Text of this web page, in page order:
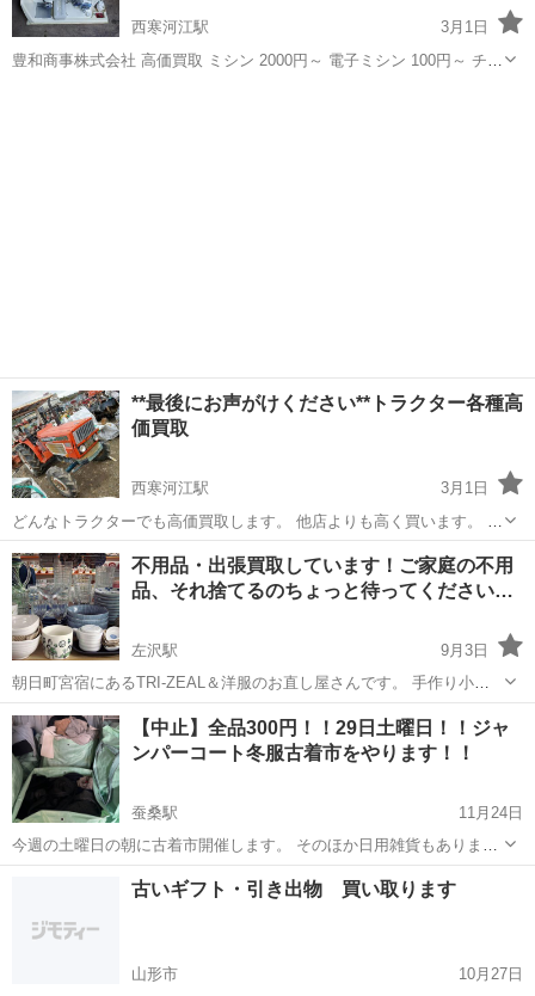
西寒河江駅
3月1日
豊和商事株式会社 高価買取 ミシン 2000円～ 電子ミシン 100円～ チェ
**最後にお声がけください**トラクター各種高
価買取
西寒河江駅
3月1日
どんなトラクターでも高価買取します。 他店よりも高く買います。 比
較してください ホームページ howashoji-ltd.co.jp お電話お待ちしてお
ります。 09044626747 豊和商事株式会社 田中まで
山形 寒河江市 西寒河江駅 リサイクルショップ 買取
不用品・出張買取しています！ご家庭の不用
品、それ捨てるのちょっと待ってください…
左沢駅
9月3日
朝日町宮宿にあるTRI-ZEAL＆洋服のお直し屋さんです。 手作り小物
や雑貨、和食器や着物さらには ファイヤーキングなどのアンティーク
小物などを扱っています。その他、生地・布地・手芸用品の販売も！
リサイクル部門で...
山形 西村山郡 左沢駅 リサイクルショップ 出張買取
【中止】全品300円！！29日土曜日！！ジャ
ンパーコート冬服古着市をやります！！
蚕桑駅
11月24日
今週の土曜日の朝に古着市開催します。 そのほか日用雑貨もありま
す。 空き地にブルーシートを敷いてやりますので、雨や雪などの場合
は中止します。 場所の目印は緑の海上コンテナです。
西置賜郡 蚕桑駅 リサイクルショップ 古着
古いギフト・引き出物 買い取ります
山形市
10月27日